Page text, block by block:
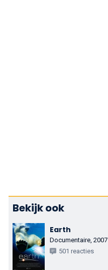
Bekijk ook
Earth
Documentaire, 2007
501 reacties